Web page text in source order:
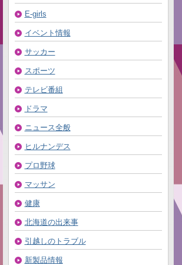
E-girls
イベント情報
サッカー
スポーツ
テレビ番組
ドラマ
ニュース全般
ヒルナンデス
プロ野球
マッサン
健康
北海道の出来事
引越しのトラブル
新製品情報